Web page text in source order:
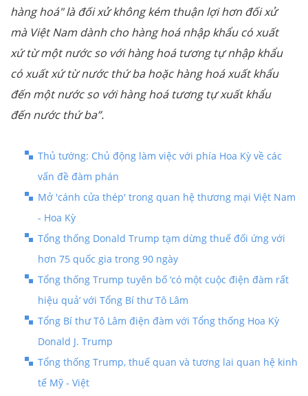
hàng hoá" là đối xử không kém thuận lợi hơn đối xử
mà Việt Nam dành cho hàng hoá nhập khẩu có xuất
xứ từ một nước so với hàng hoá tương tự nhập khẩu
có xuất xứ từ nước thứ ba hoặc hàng hoá xuất khẩu
đến một nước so với hàng hoá tương tự xuất khẩu
đến nước thứ ba”.
Thủ tướng: Chủ động làm việc với phía Hoa Kỳ về các
vấn đề đàm phán
Mở 'cánh cửa thép' trong quan hệ thương mại Việt Nam
- Hoa Kỳ
Tổng thống Donald Trump tạm dừng thuế đối ứng với
hơn 75 quốc gia trong 90 ngày
Tổng thống Trump tuyên bố ‘có một cuộc điện đàm rất
hiệu quả’ với Tổng Bí thư Tô Lâm
Tổng Bí thư Tô Lâm điện đàm với Tổng thống Hoa Kỳ
Donald J. Trump
Tổng thống Trump, thuế quan và tương lai quan hệ kinh
tế Mỹ - Việt